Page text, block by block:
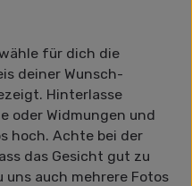
für dich die
deiner Wunsch-
Hinterlasse
oder Widmungen und
hoch. Achte bei der
das Gesicht gut zu
uns auch mehrere Fotos